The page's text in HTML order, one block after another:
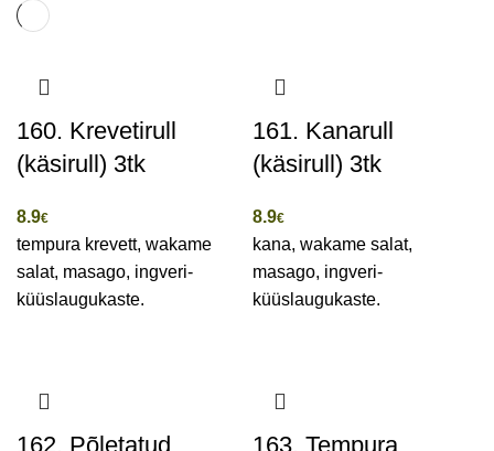
160. Krevetirull
(käsirull) 3tk
8.9€
tempura krevett, wakame
salat, masago, ingveri-
küüslaugukaste.
161. Kanarull
(käsirull) 3tk
8.9€
kana, wakame salat,
masago, ingveri-
küüslaugukaste.
162. Põletatud
163. Tempura